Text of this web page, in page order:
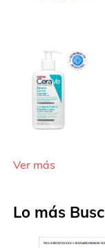
Ver más
Lo más